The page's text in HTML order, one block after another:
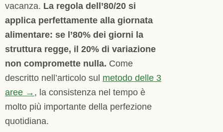
vacanza. La regola dell’80/20 si
applica perfettamente alla giornata
alimentare: se l’80% dei giorni la
struttura regge, il 20% di variazione
non compromette nulla. Come
descritto nell’articolo sul metodo delle 3
aree → , la consistenza nel tempo è
molto più importante della perfezione
quotidiana.